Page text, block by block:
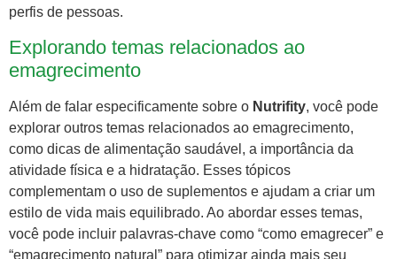
perfis de pessoas.
Explorando temas relacionados ao
emagrecimento
Além de falar especificamente sobre o Nutrifity, você pode
explorar outros temas relacionados ao emagrecimento,
como dicas de alimentação saudável, a importância da
atividade física e a hidratação. Esses tópicos
complementam o uso de suplementos e ajudam a criar um
estilo de vida mais equilibrado. Ao abordar esses temas,
você pode incluir palavras-chave como “como emagrecer” e
“emagrecimento natural” para otimizar ainda mais seu